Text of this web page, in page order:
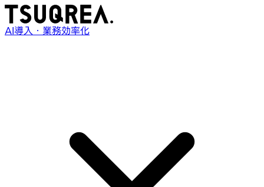
AI導入・業務効率化